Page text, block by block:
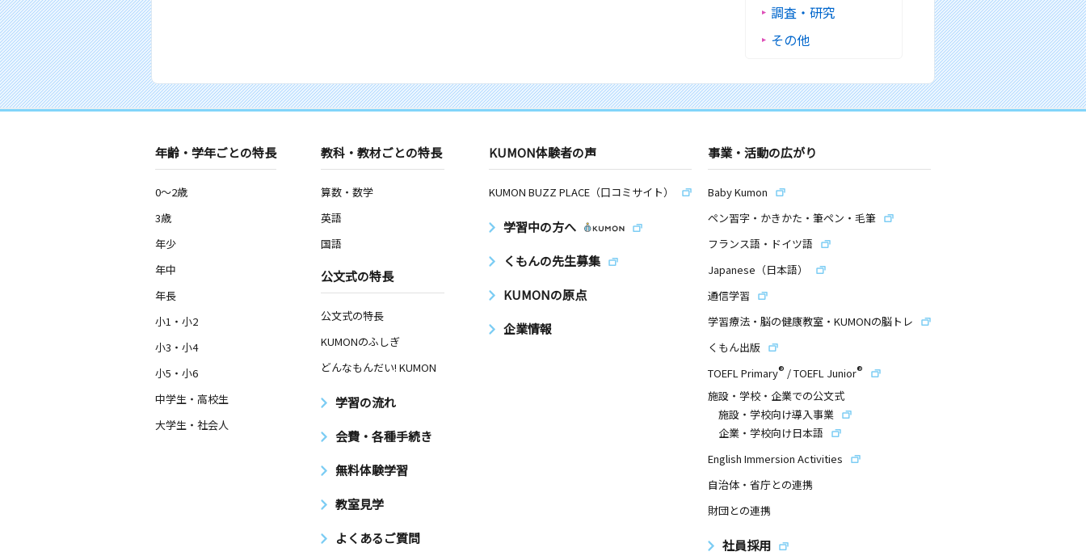
調査・研究
その他
年齢・学年ごとの特長
0～2歳
3歳
年少
年中
年長
小1・小2
小3・小4
小5・小6
中学生・高校生
大学生・社会人
教科・教材ごとの特長
算数・数学
英語
国語
公文式の特長
公文式の特長
KUMONのふしぎ
どんなもんだい! KUMON
学習の流れ
会費・各種手続き
無料体験学習
教室見学
よくあるご質問
KUMON体験者の声
KUMON BUZZ PLACE（口コミサイト）
学習中の方へ
くもんの先生募集
KUMONの原点
企業情報
事業・活動の広がり
Baby Kumon
ペン習字・かきかた・筆ペン・毛筆
フランス語・ドイツ語
Japanese（日本語）
通信学習
学習療法・脳の健康教室・KUMONの脳トレ
くもん出版
TOEFL Primary® /TOEFL Junior®
施設・学校・企業での公文式
施設・学校向け導入事業
企業・学校向け日本語
English Immersion Activities
自治体・省庁との連携
財団との連携
社員採用